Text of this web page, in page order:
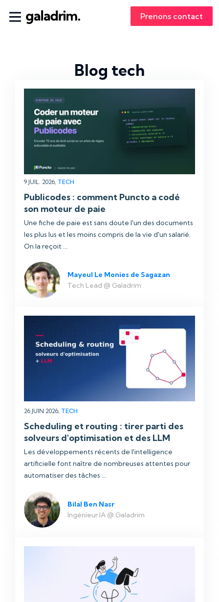
Prenons contact
Blog tech
9 JUIL. 2026, TECH
Publicodes : comment Puncto a codé
son moteur de paie
Une fiche de paie est sans doute l'un des documents
les plus lus et les moins compris de la vie d'un salarié.
On la reçoit ...
Mayeul Le Monies de Sagazan
Tech Lead @ Galadrim
26 JUIN 2026, TECH
Scheduling et routing : tirer parti des
solveurs d'optimisation et des LLM
Les développements récents de l'intelligence
artificielle font naître de nombreuses attentes pour
automatiser des tâches ...
Bilal Ben Nasr
Ingénieur IA @ Galadrim